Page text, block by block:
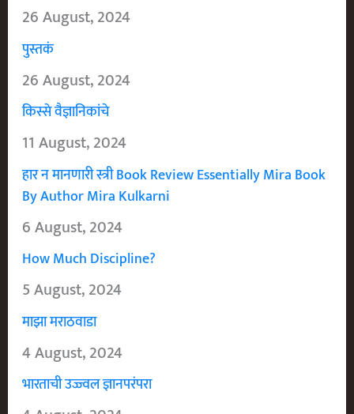
26 August, 2024
पुस्तकं
26 August, 2024
किस्से वैज्ञानिकांचे
11 August, 2024
हार न मानणारी स्त्री Book Review Essentially Mira Book
By Author Mira Kulkarni
6 August, 2024
How Much Discipline?
5 August, 2024
माझा मराठवाडा
4 August, 2024
भारताची उज्ज्वल ज्ञानपरंपरा